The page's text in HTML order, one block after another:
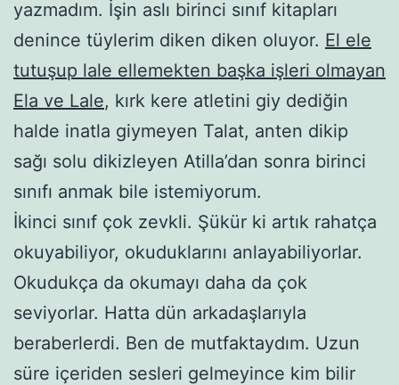
yazmadım. İşin aslı birinci sınıf kitapları
denince tüylerim diken diken oluyor. El ele
tutuşup lale ellemekten başka işleri olmayan
Ela ve Lale, kırk kere atletini giy dediğin
halde inatla giymeyen Talat, anten dikip
sağı solu dikizleyen Atilla’dan sonra birinci
sınıfı anmak bile istemiyorum.
İkinci sınıf çok zevkli. Şükür ki artık rahatça
okuyabiliyor, okuduklarını anlayabiliyorlar.
Okudukça da okumayı daha da çok
seviyorlar. Hatta dün arkadaşlarıyla
beraberlerdi. Ben de mutfaktaydım. Uzun
süre içeriden sesleri gelmeyince kim bilir